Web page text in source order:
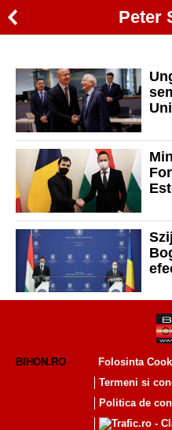
Peter
BIHON.RO
Folosinta
Termeni si
Politica de